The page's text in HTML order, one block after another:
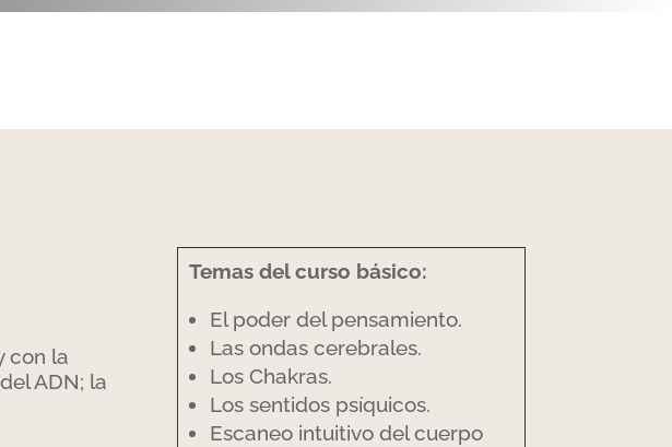
con la
ADN; la
Temas del curso básico:
El poder del pensamiento.
Las ondas cerebrales.
Los Chakras.
Los sentidos psíquicos.
Escaneo intuitivo del cuerpo